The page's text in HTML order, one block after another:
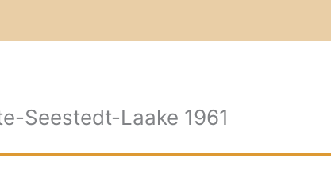
Seestedt-Laake 1961